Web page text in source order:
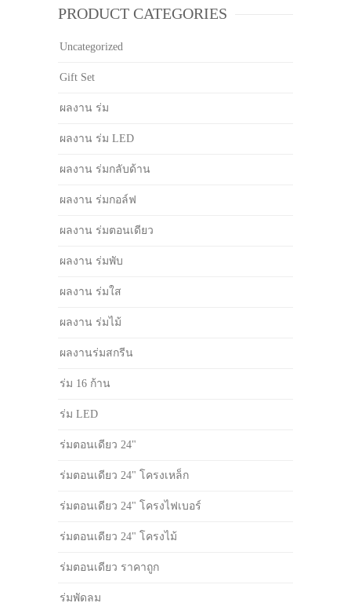
PRODUCT CATEGORIES
Uncategorized
Gift Set
ผลงาน ร่ม
ผลงาน ร่ม LED
ผลงาน ร่มกลับด้าน
ผลงาน ร่มกอล์ฟ
ผลงาน ร่มตอนเดียว
ผลงาน ร่มพับ
ผลงาน ร่มใส
ผลงาน ร่มไม้
ผลงานร่มสกรีน
ร่ม 16 ก้าน
ร่ม LED
ร่มตอนเดียว 24"
ร่มตอนเดียว 24" โครงเหล็ก
ร่มตอนเดียว 24" โครงไฟเบอร์
ร่มตอนเดียว 24" โครงไม้
ร่มตอนเดียว ราคาถูก
ร่มพัดลม